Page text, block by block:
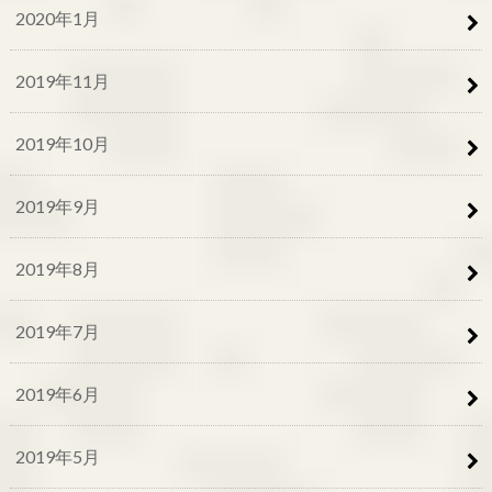
2020年1月
2019年11月
2019年10月
2019年9月
2019年8月
2019年7月
2019年6月
2019年5月